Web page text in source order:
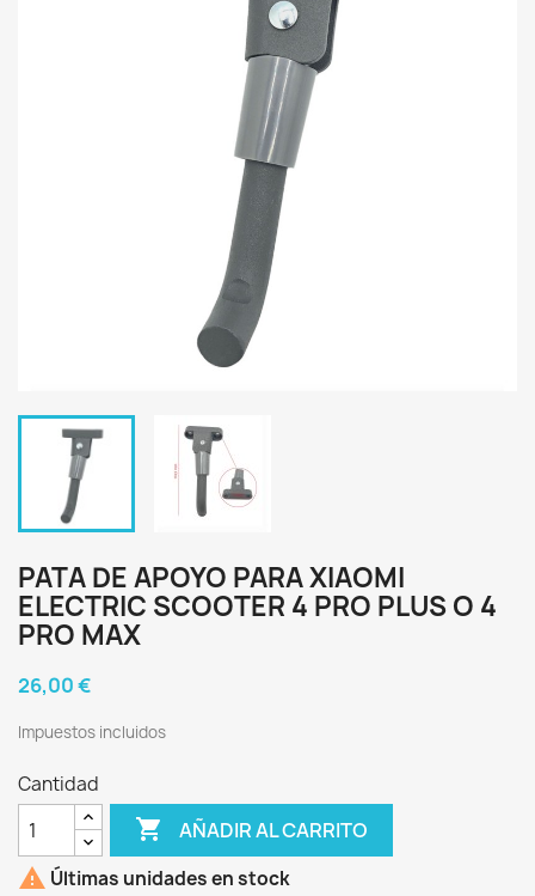
PATA DE APOYO PARA XIAOMI
ELECTRIC SCOOTER 4 PRO PLUS O 4
PRO MAX
26,00 €
Impuestos incluidos
Cantidad
 AÑADIR AL CARRITO
 Últimas unidades en stock